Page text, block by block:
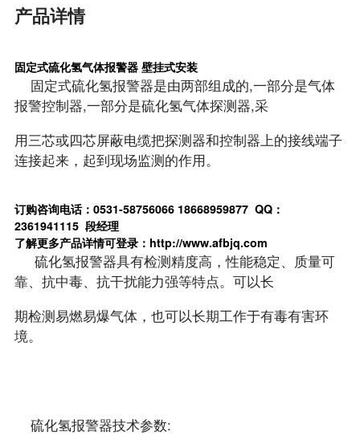
产品详情
固定式硫化氢气体报警器 壁挂式安装
固定式硫化氢报警器是由两部组成的,一部分是气体
报警控制器,一部分是硫化氢气体探测器,采
用三芯或四芯屏蔽电缆把探测器和控制器上的接线端子
连接起来，起到现场监测的作用。
订购咨询电话：0531-58756066 18668959877 QQ：
2361941115 段经理
了解更多产品详情可登录：http://www.afbjq.com
硫化氢报警器具有检测精度高，性能稳定、质量可
靠、抗中毒、抗干扰能力强等特点。可以长
期检测易燃易爆气体，也可以长期工作于有毒有害环
境。
硫化氢报警器技术参数: